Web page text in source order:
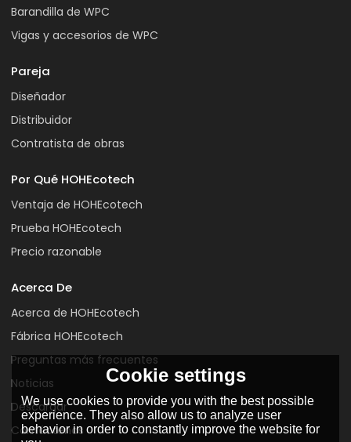
Barandilla de WPC
Vigas y accesorios de WPC
Pareja
Diseñador
Distribuidor
Contratista de obras
Por Qué HOHEcotech
Ventaja de HOHEcotech
Prueba HOHEcotech
Precio razonable
Acerca De
Acerca de HOHEcotech
Fábrica HOHEcotech
Preguntas más frecuentes
Noticias
Descargar
Contáctenos
Cookie settings
We use cookies to provide you with the best possible
experience. They also allow us to analyze user
behavior in order to constantly improve the website for